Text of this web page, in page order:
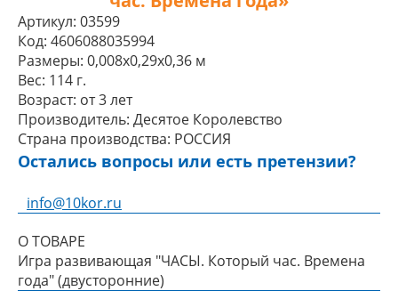
Артикул: 03599
Код: 4606088035994
Размеры: 0,008x0,29x0,36 м
Вес: 114 г.
Возраст: от 3 лет
Производитель: Десятое Королевство
Страна производства: РОССИЯ
Остались вопросы или есть претензии?
info@10kor.ru
О ТОВАРЕ
Игра развивающая "ЧАСЫ. Который час. Времена
года" (двусторонние)